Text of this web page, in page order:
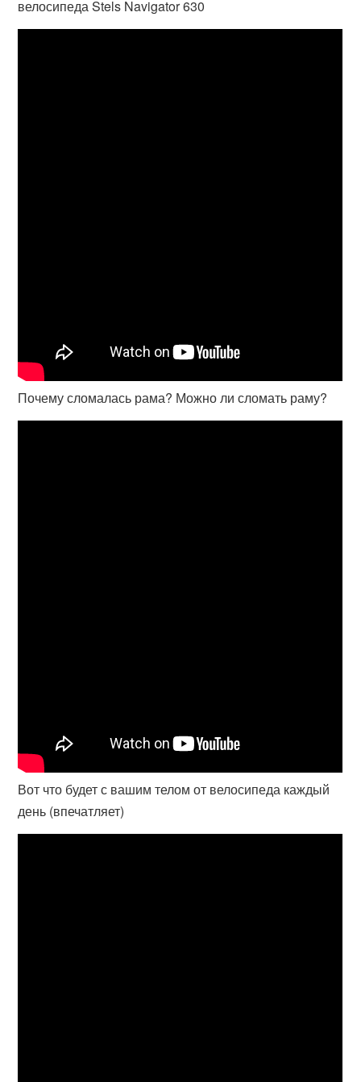
велосипеда Stels Navigator 630
Почему сломалась рама? Можно ли сломать раму?
Вот что будет с вашим телом от велосипеда каждый
день (впечатляет)